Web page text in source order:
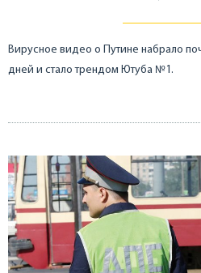
Вирусное видео о Путине набрало
дней и стало трендом Ютуба №1.